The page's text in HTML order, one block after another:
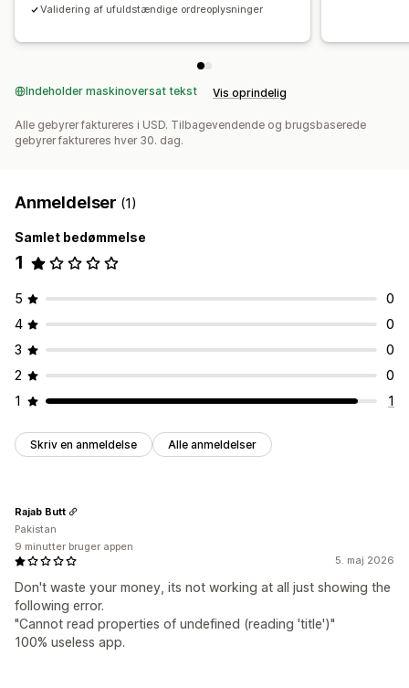
Validering af ufuldstændige ordreoplysninger
Indeholder maskinoversat tekst Vis oprindelig
Alle gebyrer faktureres i USD. Tilbagevendende og brugsbaserede
gebyrer faktureres hver 30. dag.
Anmeldelser (1)
Samlet bedømmelse
1
5
0
4
0
3
0
2
0
1
1
Skriv en anmeldelse Alle anmeldelser
5. maj 2026
Don't waste your money, its not working at all just showing the
following error.
"Cannot read properties of undefined (reading 'title')"
100% useless app.
Rajab Butt
Pakistan
9 minutter bruger appen